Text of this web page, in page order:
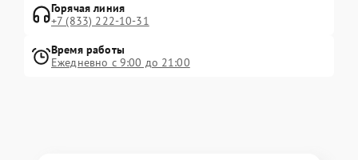
Горячая линия
+7 (833) 222-10-31
Время работы
Ежедневно с 9:00 до 21:00